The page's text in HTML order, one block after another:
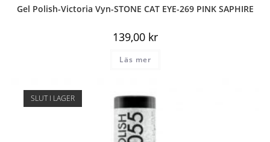
Gel Polish-Victoria Vyn-STONE CAT EYE-269 PINK SAPHIRE
139,00 kr
Läs mer
SLUT I LAGER